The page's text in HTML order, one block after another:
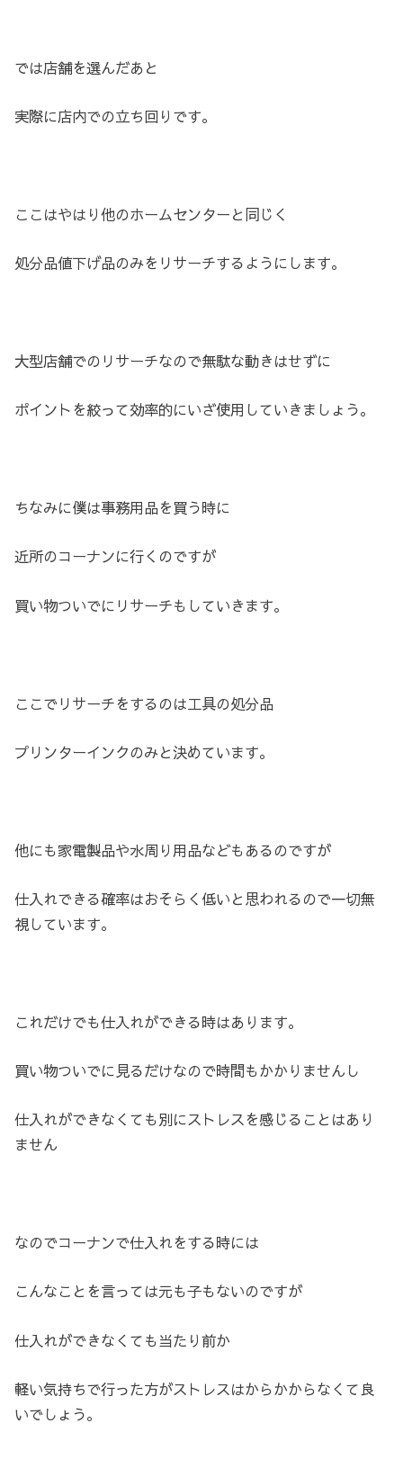
では店舗を選んだあと
実際に店内での立ち回りです。
ここはやはり他のホームセンターと同じく
処分品値下げ品のみをリサーチするようにします。
大型店舗でのリサーチなので無駄な動きはせずに
ポイントを絞って効率的にいざ使用していきましょう。
ちなみに僕は事務用品を買う時に
近所のコーナンに行くのですが
買い物ついでにリサーチもしていきます。
ここでリサーチをするのは工具の処分品
プリンターインクのみと決めています。
他にも家電製品や水周り用品などもあるのですが
仕入れできる確率はおそらく低いと思われるので一切無
視しています。
これだけでも仕入れができる時はあります。
買い物ついでに見るだけなので時間もかかりませんし
仕入れができなくても別にストレスを感じることはあり
ません
なのでコーナンで仕入れをする時には
こんなことを言っては元も子もないのですが
仕入れができなくても当たり前か
軽い気持ちで行った方がストレスはからかからなくて良
いでしょう。